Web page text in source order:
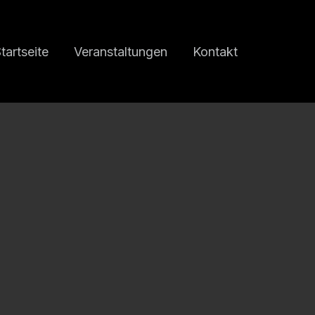
Veranstaltungen Kontakt